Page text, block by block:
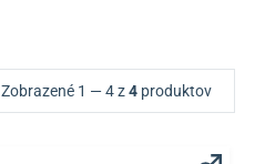
Zobrazené 1 — 4 z4 produktov